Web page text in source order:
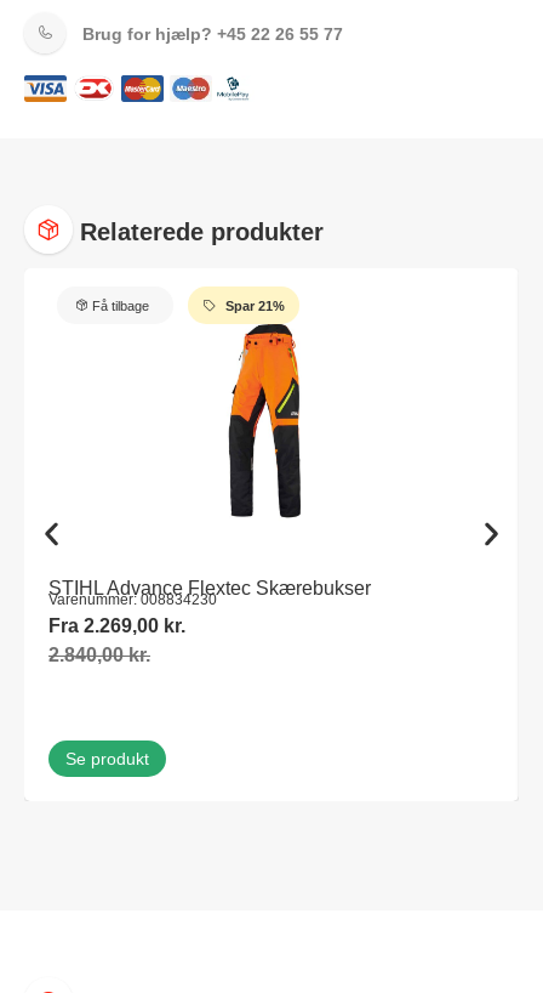
Brug for hjælp? +45 22 26 55 77
Relaterede produkter
Få tilbage Spar 21%
STIHL Advance Flextec Skærebukser
Varenummer: 008834230
Fra 2.269,00 kr.
2.840,00kr.
Se produkt